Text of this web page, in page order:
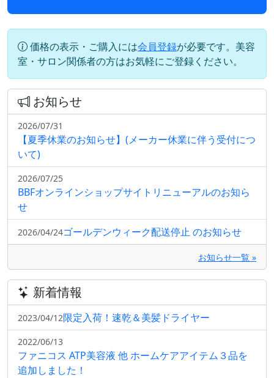
価格の表示・ご購入には会員登録が必要です。美容
室・サロン関係者の方はお気軽にご登録ください。
お知らせ
2026/07/31
【夏季休業のお知らせ】(メーカー休業に伴う受付につ
いて)
2026/07/25
BBFオンラインショップサイトリニューアルのお知ら
せ
2026/04/24ゴールデンウィーク配送停止 のお知らせ
お知らせ一覧 »
新着情報
2023/04/12限定入荷！速乾＆美髪ドライヤー
2022/06/13
ファニコス ATP美容液 他 ホームケアアイテム３品を
追加しました！